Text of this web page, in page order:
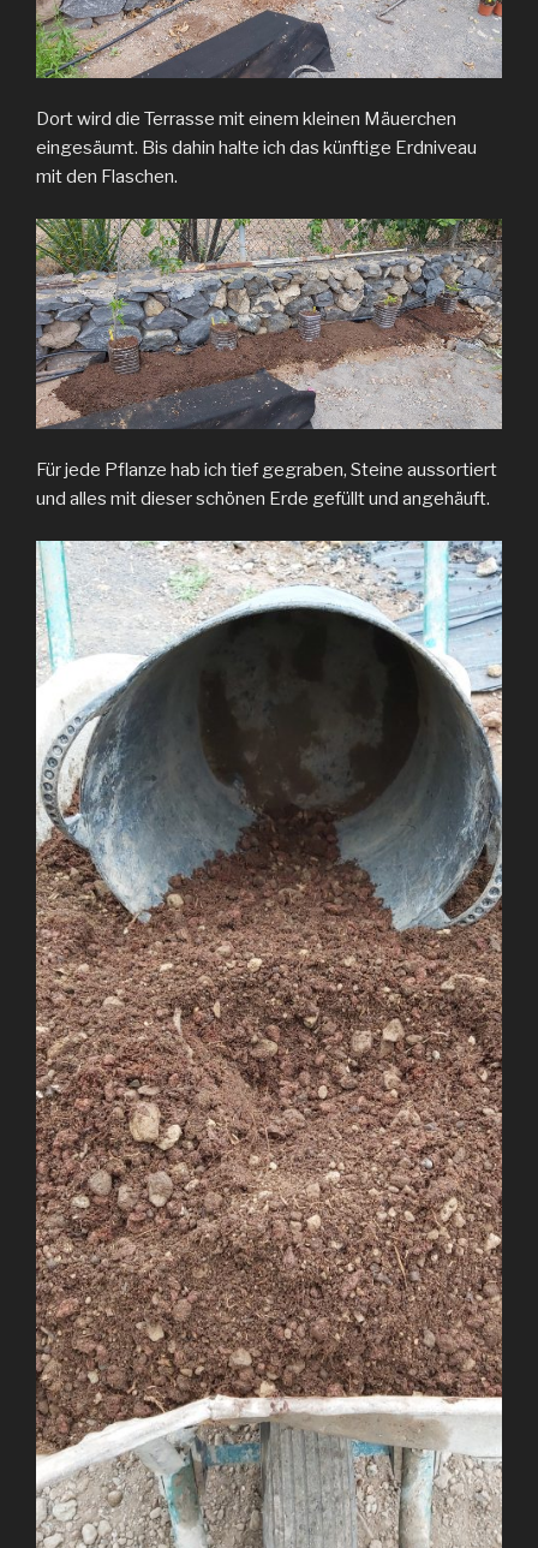
Dort wird die Terrasse mit einem kleinen Mäuerchen
eingesäumt. Bis dahin halte ich das künftige Erdniveau
mit den Flaschen.
Für jede Pflanze hab ich tief gegraben, Steine aussortiert
und alles mit dieser schönen Erde gefüllt und angehäuft.